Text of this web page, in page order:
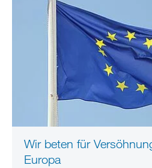
Wir beten für
Europa